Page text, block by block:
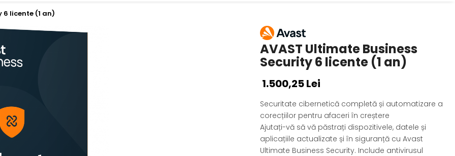
6 licente (1 an)
AVAST Ultimate Business
Security 6 licente (1 an)
1.500,25 Lei
Securitate cibernetică completă și automatizare a
corecțiilor pentru afaceri în creștere
Ajutați-vă să vă păstrați dispozitivele, datele și
aplicațiile actualizate și în siguranță cu Avast
Ultimate Business Security. Include antivirusul